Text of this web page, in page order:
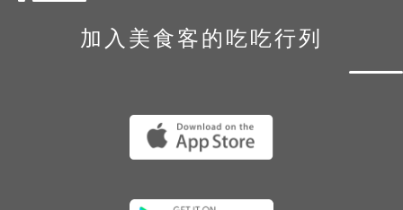
加入美食客的吃吃行列